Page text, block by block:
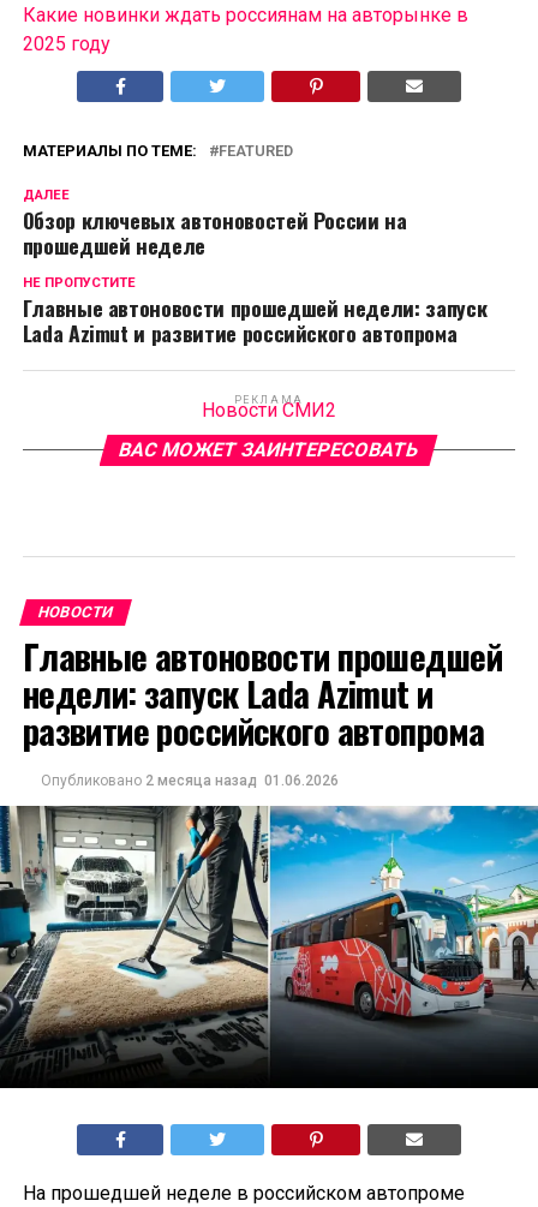
Какие новинки ждать россиянам на авторынке в
2025 году
МАТЕРИАЛЫ ПО ТЕМЕ: FEATURED
ДАЛЕЕ
Обзор ключевых автоновостей России на
прошедшей неделе
НЕ ПРОПУСТИТЕ
Главные автоновости прошедшей недели: запуск
Lada Azimut и развитие российского автопрома
РЕКЛАМА
Новости СМИ2
ВАС МОЖЕТ ЗАИНТЕРЕСОВАТЬ
НОВОСТИ
Главные автоновости прошедшей
недели: запуск Lada Azimut и
развитие российского автопрома
Опубликовано 2 месяца назад 01.06.2026
На прошедшей неделе в российском автопроме